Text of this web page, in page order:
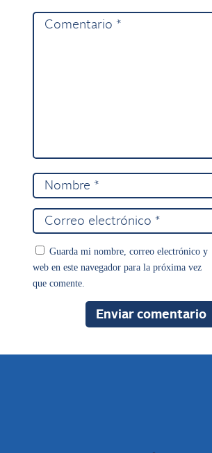
Guarda mi nombre, correo electrónico y
web en este navegador para la próxima vez
que comente.